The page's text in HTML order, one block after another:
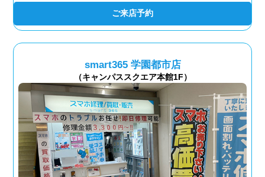
ご来店予約
smart365 学園都市店
（キャンパススクエア本館1F）